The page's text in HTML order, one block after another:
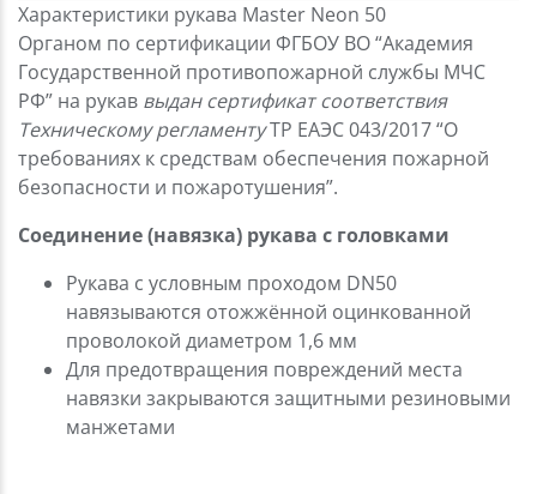
Характеристики рукава Master Neon 50
Органом по сертификации ФГБОУ ВО “Академия
Государственной противопожарной службы МЧС
РФ” на рукав выдан сертификат соответствия
Техническому регламентуТР ЕАЭС 043/2017 “О
требованиях к средствам обеспечения пожарной
безопасности и пожаротушения”.
Соединение (навязка) рукава с головками
Рукава с условным проходом DN50
навязываются отожжённой оцинкованной
проволокой диаметром 1,6 мм
Для предотвращения повреждений места
навязки закрываются защитными резиновыми
манжетами